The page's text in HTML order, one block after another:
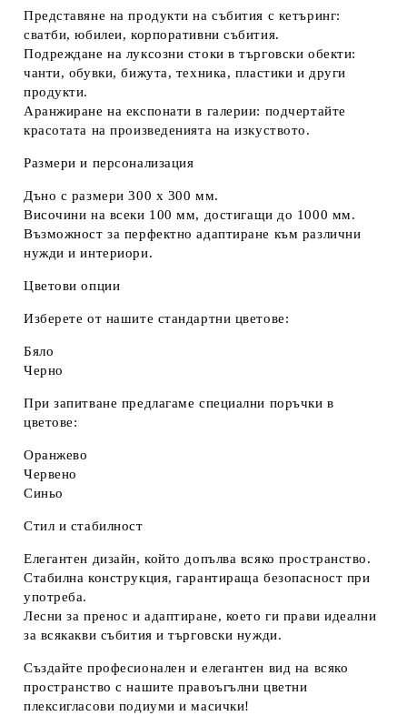
Представяне на продукти на събития с кетъринг:
сватби, юбилеи, корпоративни събития.
Подреждане на луксозни стоки в търговски обекти:
чанти, обувки, бижута, техника, пластики и други
продукти.
Аранжиране на експонати в галерии: подчертайте
красотата на произведенията на изкуството.
Размери и персонализация
Дъно с размери300 х 300 мм.
Височини на всеки 100 мм, достигащи до 1000 мм.
Възможност за перфектно адаптиране към различни
нужди и интериори.
Цветови опции
Изберете от нашите стандартни цветове:
Бяло
Черно
При запитване предлагаме специални поръчки в
цветове:
Оранжево
Червено
Синьо
Стил и стабилност
Елегантен дизайн, който допълва всяко пространство.
Стабилна конструкция, гарантираща безопасност при
употреба.
Лесни за пренос и адаптиране, което ги прави идеални
за всякакви събития и търговски нужди.
Създайте професионален и елегантен вид на всяко
пространство с нашите правоъгълни цветни
плексигласови подиуми и масички!